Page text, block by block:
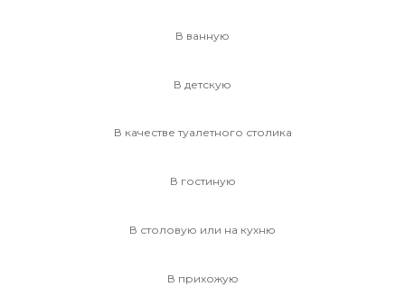
В ванную
В детскую
В качестве туалетного столика
В гостиную
В столовую или на кухню
В прихожую